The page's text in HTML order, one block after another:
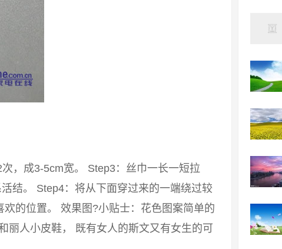
，成3-5cm宽。 Step3：丝巾一长一短拉
结。 Step4：将从下面穿过来的一端绕过较
的位置。 效果图?小贴士：花色图案简单的
丽人小皮鞋， 既有女人的斯文又有女生的可